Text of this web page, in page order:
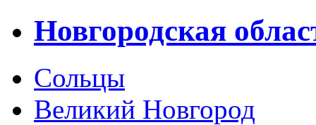
Новгородская
Сольцы
Великий Новгород